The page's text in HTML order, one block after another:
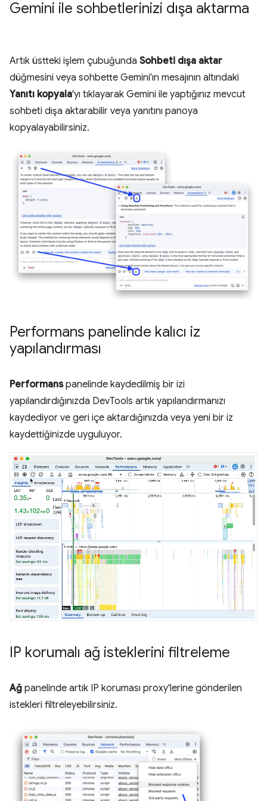
Gemini ile sohbetlerinizi dışa aktarma
Artık üstteki işlem çubuğunda Sohbeti dışa aktar
düğmesini veya sohbette Gemini'ın mesajının altındaki
Yanıtı kopyala'yı tıklayarak Gemini ile yaptığınız mevcut
sohbeti dışa aktarabilir veya yanıtını panoya
kopyalayabilirsiniz.
Performans panelinde kalıcı iz
yapılandırması
Performanspanelinde kaydedilmiş bir izi
yapılandırdığınızda DevTools artık yapılandırmanızı
kaydediyor ve geri içe aktardığınızda veya yeni bir iz
kaydettiğinizde uyguluyor.
IP korumalı ağ isteklerini filtreleme
Ağ panelinde artık IP koruması proxy'lerine gönderilen
istekleri filtreleyebilirsiniz.